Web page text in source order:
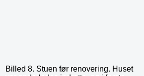
Billed 8. Stuen før renovering. Huset